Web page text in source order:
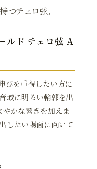
つチェロ弦。
ルド チェロ弦 A
びを重視したい方に
域に明るい輪郭を出
かな響きを加えま
したい場面に向いて